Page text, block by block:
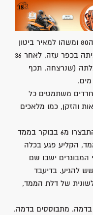
" אני מתביישת", אמרה הקשישה בת ה80 ומשהו למאיר ביטון
ומני וינפלד, שחילצו אותה מהממד בביתה בכפר עזה, לאחר 36
(שנרצחה, תכף
משתמטים כל
והזקן, כמו מלאכים
הגברת, ניצולת שואה, ובעלה וכלתם התבצרו מ6 בבוקר בממד
הקליע פגע בכלה
המבוגרים ישבו שם
להגיע. בדיעבד
של דלת הממד,
מתבוססים בדמה.